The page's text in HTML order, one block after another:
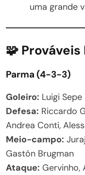
uma grande
🧩
Parma (4-3-3)
Goleiro: Luigi Sepe
Defesa: Riccardo
Andrea Conti,
Meio-campo:
Gastón Brugman
Ataque: Gervinho,